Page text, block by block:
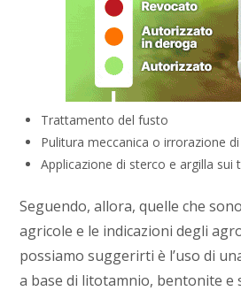
Trattamento del fusto
Pulitura meccanica o irrorazione
Applicazione di sterco e argilla sui
Seguendo, allora, quelle che
agricole e le indicazioni degli
possiamo suggerirti è l’uso di
a base di litotamnio, bentonite e